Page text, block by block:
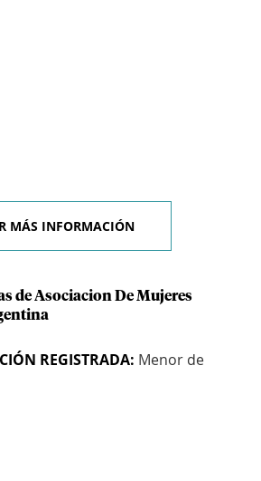
MÁS INFORMACIÓN
de Asociacion De Mujeres
REGISTRADA: Menor de